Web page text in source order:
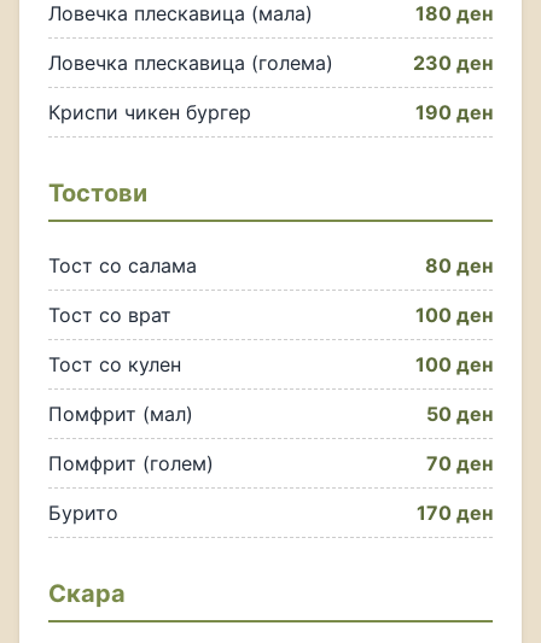
Ловечка плескавица (мала) 180 ден
Ловечка плескавица (голема) 230 ден
Криспи чикен бургер 190 ден
Тостови
Тост со салама 80 ден
Тост со врат 100 ден
Тост со кулен 100 ден
Помфрит (мал) 50 ден
Помфрит (голем) 70 ден
Бурито 170 ден
Скара